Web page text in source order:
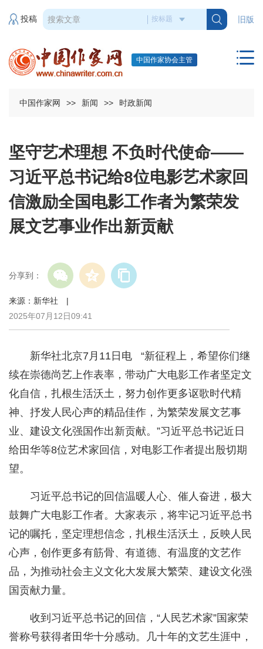
旧版
投稿
中国作家协会主管
中国作家网 >> 新闻 >> 时政新闻
坚守艺术理想 不负时代使命——
习近平总书记给8位电影艺术家回
信激励全国电影工作者为繁荣发
展文艺事业作出新贡献
分享到：
来源：新华社 |
2025年07月12日09:41
新华社北京7月11日电 “新征程上，希望你们继
续在崇德尚艺上作表率，带动广大电影工作者坚定文
化自信，扎根生活沃土，努力创作更多讴歌时代精
神、抒发人民心声的精品佳作，为繁荣发展文艺事
业、建设文化强国作出新贡献。”习近平总书记近日
给田华等8位艺术家回信，对电影工作者提出殷切期
望。
习近平总书记的回信温暖人心、催人奋进，极大
鼓舞广大电影工作者。大家表示，将牢记习近平总书
记的嘱托，坚定理想信念，扎根生活沃土，反映人民
心声，创作更多有筋骨、有道德、有温度的文艺作
品，为推动社会主义文化大发展大繁荣、建设文化强
国贡献力量。
收到习近平总书记的回信，“人民艺术家”国家荣
誉称号获得者田华十分感动。几十年的文艺生涯中，